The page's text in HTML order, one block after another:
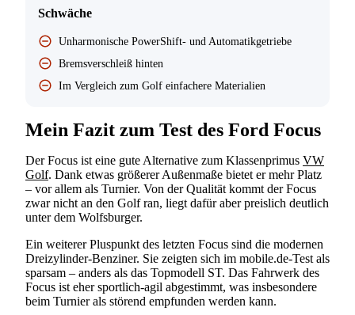
Schwäche
Unharmonische PowerShift- und Automatikgetriebe
Bremsverschleiß hinten
Im Vergleich zum Golf einfachere Materialien
Mein Fazit zum Test des Ford Focus
Der Focus ist eine gute Alternative zum Klassenprimus VW
Golf. Dank etwas größerer Außenmaße bietet er mehr Platz
– vor allem als Turnier. Von der Qualität kommt der Focus
zwar nicht an den Golf ran, liegt dafür aber preislich deutlich
unter dem Wolfsburger.
Ein weiterer Pluspunkt des letzten Focus sind die modernen
Dreizylinder-Benziner. Sie zeigten sich im mobile.de-Test als
sparsam – anders als das Topmodell ST. Das Fahrwerk des
Focus ist eher sportlich-agil abgestimmt, was insbesondere
beim Turnier als störend empfunden werden kann.